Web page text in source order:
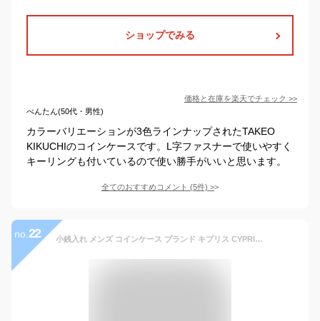
ショップでみる
価格と在庫を楽天でチェック >>
べんたん(50代・男性)
カラーバリエーションが3色ラインナップされたTAKEO
KIKUCHIのコインケースです。L字ファスナーで使いやすく
キーリングも付いているので使い勝手がいいと思います。
全てのおすすめコメント (5件) >
no. 22 小銭入れ メンズ コインケース ブランド キプリス CYPRIS オイルシェル コードバン ＆ シラサギレザー レーデルオガワ BOX型 4126 本革 日本製 おしゃれ 誕生日